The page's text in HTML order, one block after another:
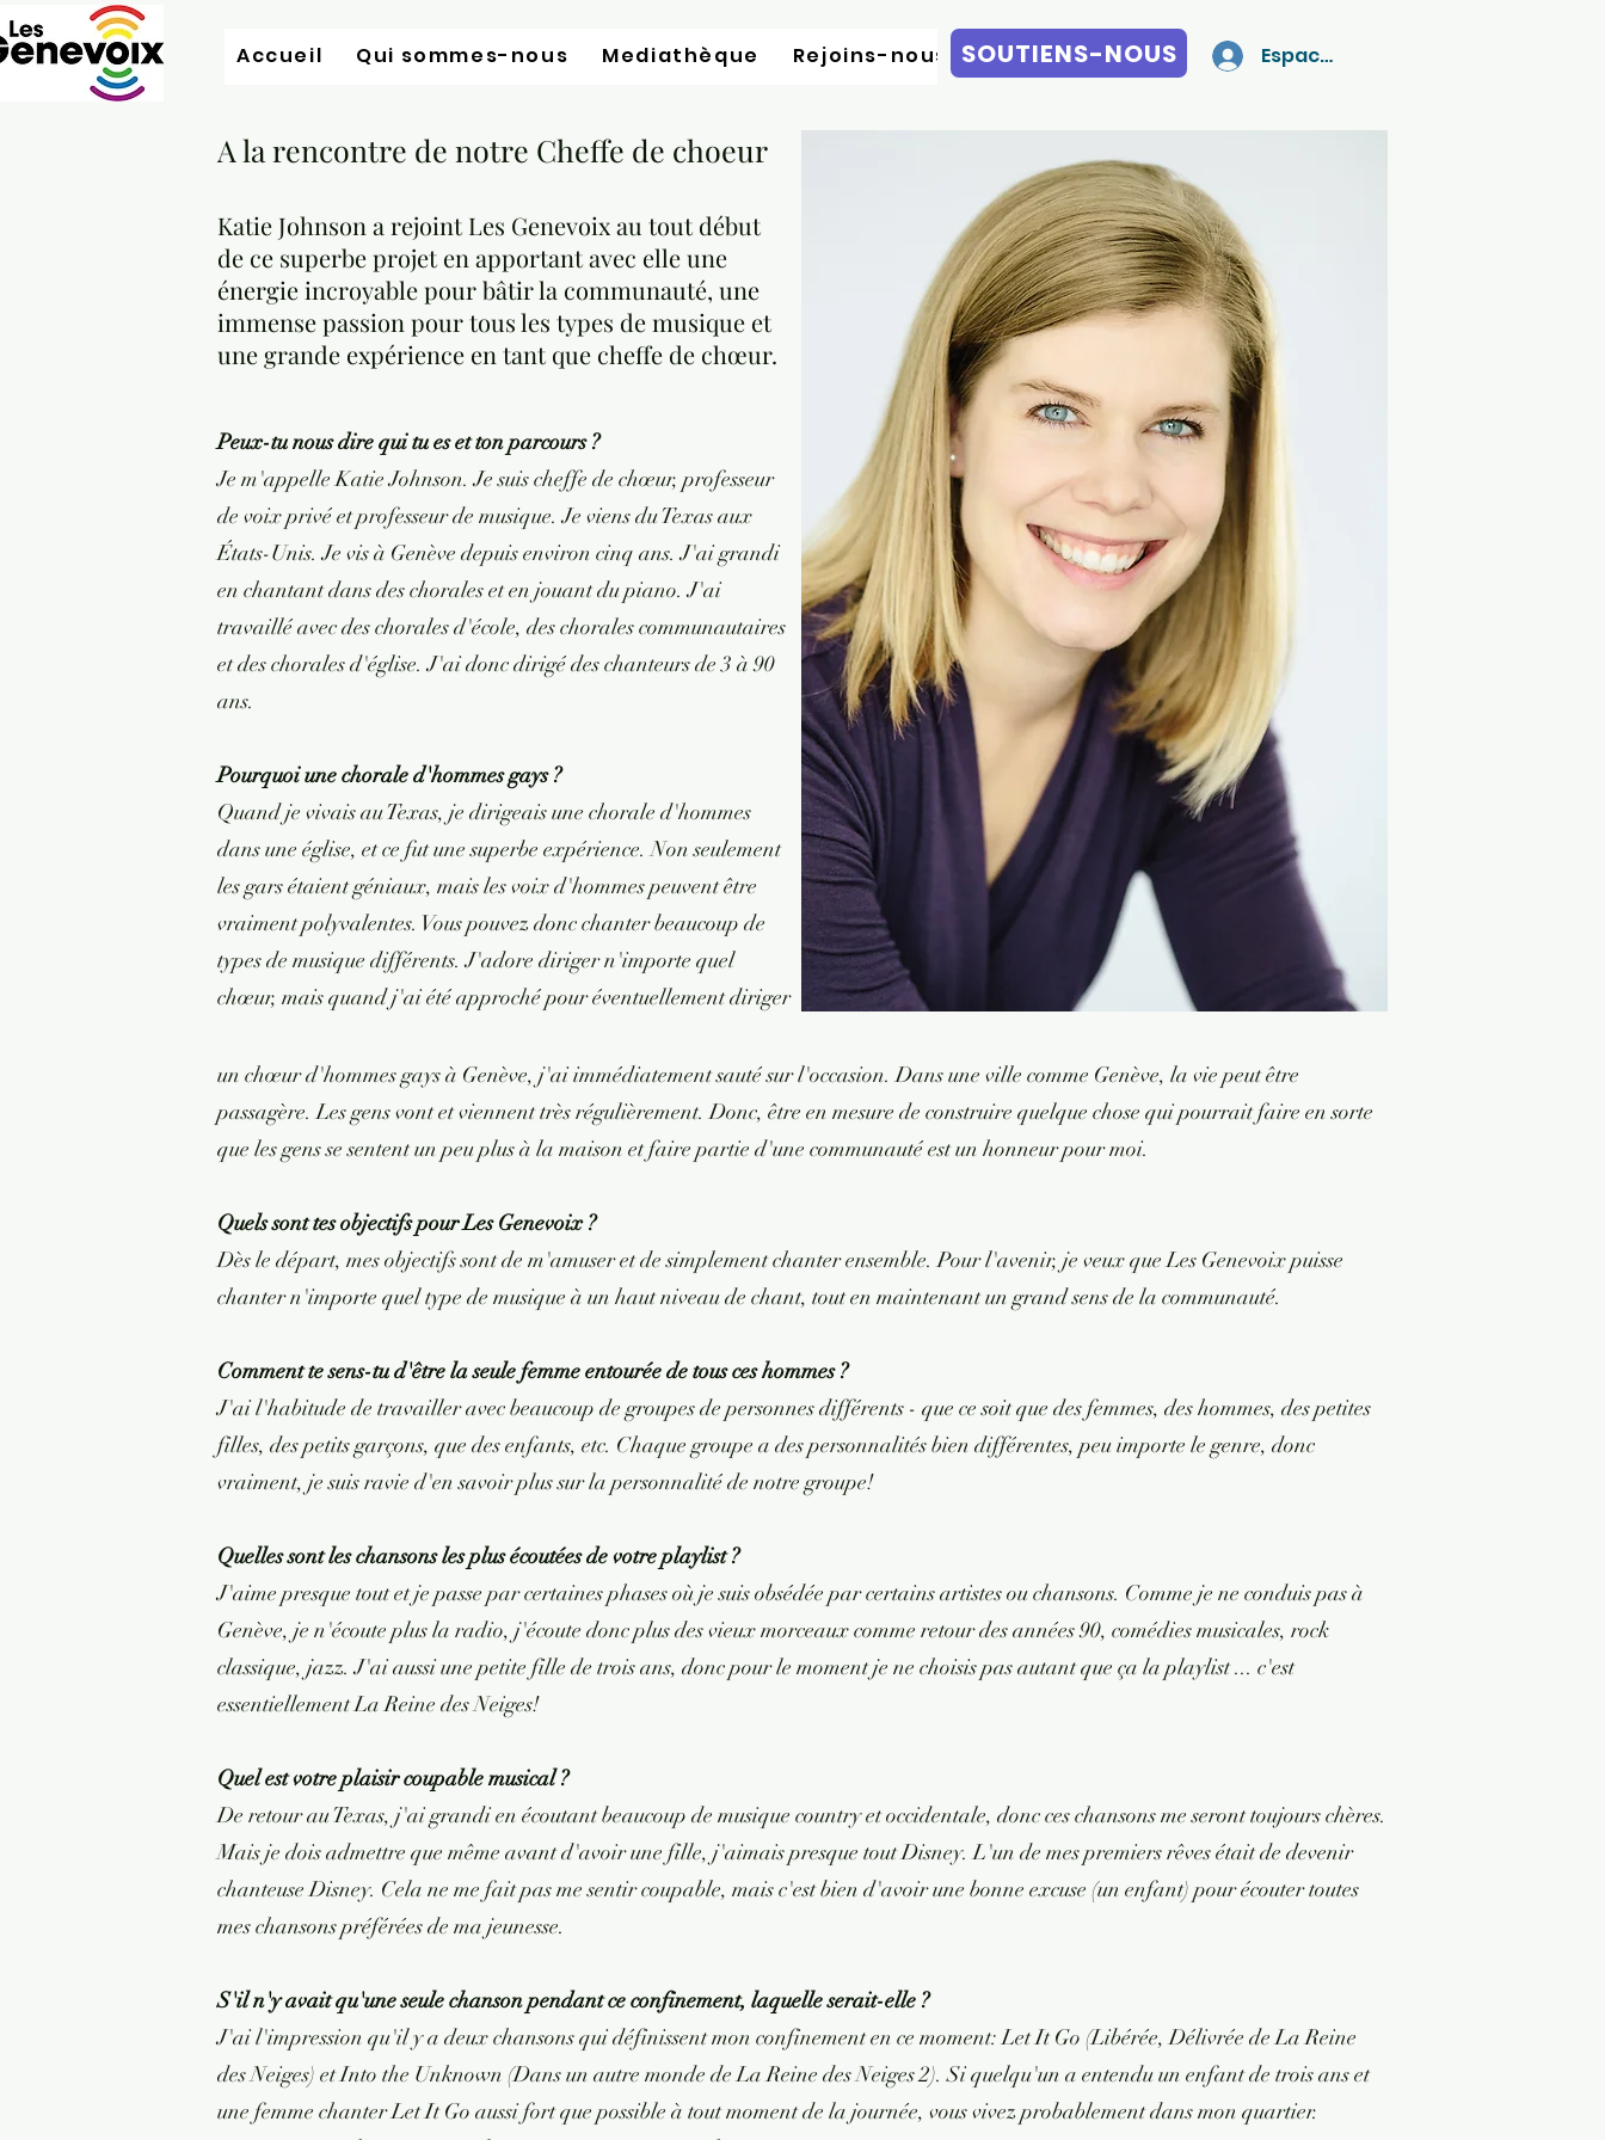
Accueil Qui sommes-nous Mediathèque Rejoins-nous SOUTIENS-NOUS Espace membres
A la rencontre de notre Cheffe de choeur
Katie Johnson a rejoint Les Genevoix au tout début
de ce superbe projeten apportant avec elle une
énergie incroyable pour bâtir la communauté, une
immense passion pour tous les types de musique et
une grande expérience en tant que cheffe de chœur.
Peux-tu nous dire qui tu es et ton parcours ?
Je m'appelle Katie Johnson. Je suis cheffe de chœur, professeur
de voix privé et professeur de musique. Je viens du Texas aux
États-Unis. Je vis à Genève depuis environ cinq ans. J'ai grandi
en chantant dans des chorales et en jouant du piano. J'ai
travaillé avec des chorales d'école, des chorales communautaires
et des chorales d'église. J'ai donc dirigé des chanteurs de 3 à 90
ans.
Pourquoi une chorale d'hommes gays ?
Quand je vivais au Texas, je dirigeais une chorale d'hommes
dans une église, et ce fut une superbe expérience. Non seulement
les gars étaient géniaux, mais les voix d'hommes peuvent être
vraiment polyvalentes. Vous pouvez donc chanter beaucoup de
types de musique différents. J'adore diriger n'importe quel
chœur, mais quand j'ai été approché pour éventuellement diriger
un chœur d'hommes gays à Genève, j'ai immédiatement sauté sur l'occasion. Dans une ville comme Genève, la vie peut être
passagère. Les gens vont et viennent très régulièrement. Donc, être en mesure de construire quelque chose qui pourrait faire en sorte
que les gens se sentent un peu plus à la maison et faire partie d'une communauté est un honneur pour moi.
Quels sont tes objectifs pour Les Genevoix ?
Dès le départ, mes objectifs sont de m'amuser et de simplement chanter ensemble. Pour l'avenir, je veux que Les Genevoix puisse
chanter n'importe quel type de musique à un haut niveau de chant, tout en maintenant un grand sens de la communauté.
Comment te sens-tu d'être la seule femme entourée de tous ces hommes ?
J'ai l'habitude de travailler avec beaucoup de groupes de personnes différents - que ce soit que des femmes, des hommes, des petites
filles, des petits garçons, que des enfants, etc. Chaque groupe a des personnalités bien différentes, peu importe le genre, donc
vraiment, je suis ravie d'en savoir plus sur la personnalité de notre groupe!
Quelles sont les chansons les plus écoutées de votre playlist ?
J'aime presque tout et je passe par certaines phases où je suis obsédée par certains artistes ou chansons. Comme je ne conduis pas à
Genève, je n'écoute plus la radio, j'écoute donc plus des vieux morceaux comme retour des années 90, comédies musicales, rock
classique, jazz. J'ai aussi une petite fille de trois ans, donc pour le moment je ne choisis pas autant que ça la playlist ... c'est
essentiellement La Reine des Neiges!
Quel est votre plaisir coupable musical ?
De retour au Texas, j'ai grandi en écoutant beaucoup de musique country et occidentale, donc ces chansons me seront toujours chères.
Mais je dois admettre que même avant d'avoir une fille, j'aimais presque tout Disney. L'un de mes premiers rêves était de devenir
chanteuse Disney. Cela ne me fait pas me sentir coupable, mais c'est bien d'avoir une bonne excuse (un enfant) pour écouter toutes
mes chansons préférées de ma jeunesse.
S'il n'y avait qu'une seule chanson pendant ce confinement, laquelle serait-elle ?
J'ai l'impression qu'il y a deux chansons qui définissent mon confinement en ce moment: Let It Go (Libérée, Délivrée de La Reine
des Neiges) et Into the Unknown (Dans un autre monde de La Reine des Neiges 2). Si quelqu'un a entendu un enfant de trois ans et
une femme chanter Let It Go aussi fort que possible à tout moment de la journée, vous vivez probablement dans mon quartier.